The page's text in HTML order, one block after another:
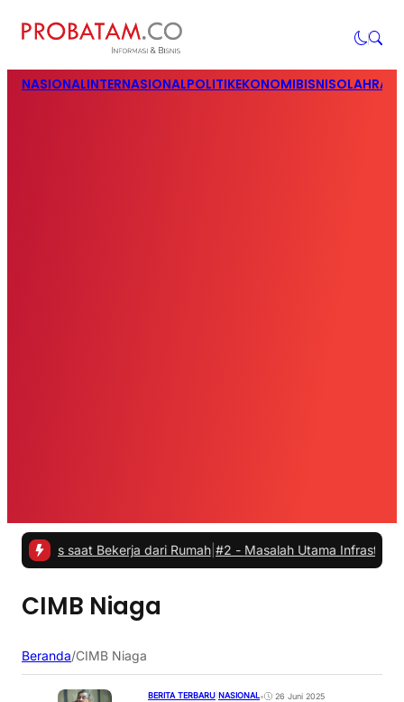
NASIONALINTERNASIONALPOLITIKEKONOMIBISNIS
saat Bekerja dari Rumah |#2 -Masalah Utama Infrastruktur
CIMB Niaga
Beranda/CIMB Niaga
BERITA TERBARU NASIONAL• 26 Juni 2025